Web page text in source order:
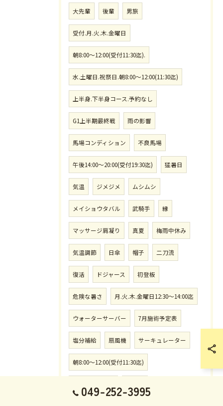
大先輩 後輩 男旅
受付.月.火.木.金曜日
朝8:00〜12:00(受付11:30迄).
水.土曜日.祝祭日.朝8:00〜12:00(11:30迄)
上半身.下半身コース.予約なし
G1上半期最終戦 雨の影響
馬場コンディション 不良馬場
午後14:00〜20:00(受付19:30迄) 猛暑日
気温 ジメジメ ムシムシ
メイショウタバル 武騎手 縁
マッサージ肩凝り 真夏 梅雨中休み
気温調節 日傘 帽子 二刀流
復活 ドジャース 初登板
危険な暑さ 月.火.木.金曜日12:30〜14:00迄
ウォーターサーバー 7月施術予定表
塩分補給 扇風機 サーキュレーター
朝8:00〜12:00(受付11:30迄)
049-252-3995